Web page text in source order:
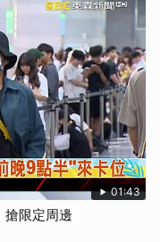
01:43
搶限定周邊